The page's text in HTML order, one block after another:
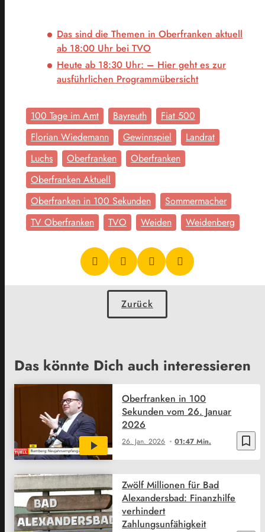
Das sind die Themen in Oberfranken aktuell
ab 18:00 Uhr bei TVO
Heute ab 18:30 Uhr: – Hier geht es zur
ausführlichen Programmübersicht
100 Tage im Amt Bayreuth
Fiat 500
Florian Wiedemann
Gewinnspiel
Landrat
Luchs
Oberfranken
Oberfranken
Oberfranken Aktuell
Oberfranken in 100 Sekunden
Sommermacher
TV Oberfranken
TVO Weiden Weidenberg
Zurück
Das könnte Dich auch interessieren
bookmark_border
26. Jan. 2026 01:47 Min.
Oberfranken in 100
Sekunden vom 26. Januar
2026
Zwölf Millionen für Bad
Alexandersbad: Finanzhilfe
verhindert
Zahlungsunfähigkeit